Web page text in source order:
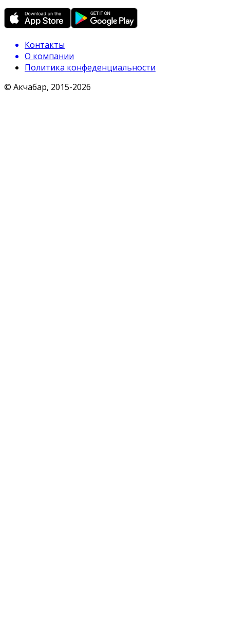
Контакты
О компании
Политика конфеденциальности
© Акчабар, 2015-2026